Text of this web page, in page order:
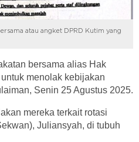
atau angket DPRD Kutim yang
bersama alias Hak
menolak kebijakan
Senin 25 Agustus 2025.
mereka terkait rotasi
Juliansyah, di tubuh